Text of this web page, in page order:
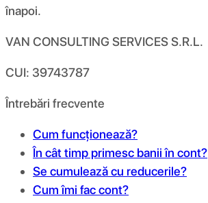
înapoi.
VAN CONSULTING SERVICES S.R.L.
CUI: 39743787
Întrebări frecvente
Cum funcționează?
În cât timp primesc banii în cont?
Se cumulează cu reducerile?
Cum îmi fac cont?